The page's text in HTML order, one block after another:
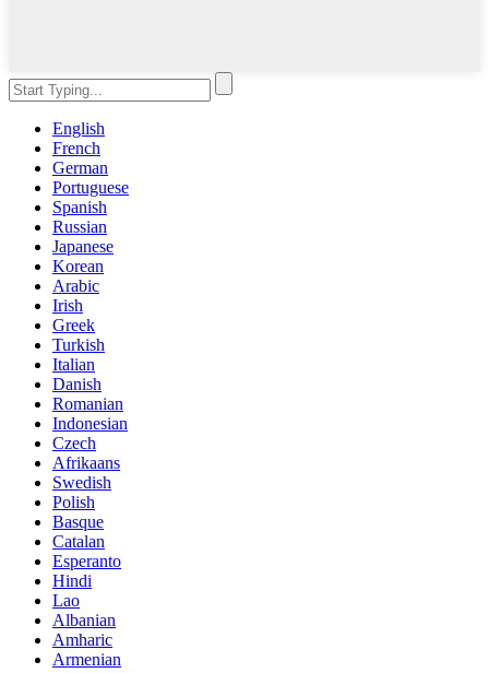
English
French
German
Portuguese
Spanish
Russian
Japanese
Korean
Arabic
Irish
Greek
Turkish
Italian
Danish
Romanian
Indonesian
Czech
Afrikaans
Swedish
Polish
Basque
Catalan
Esperanto
Hindi
Lao
Albanian
Amharic
Armenian